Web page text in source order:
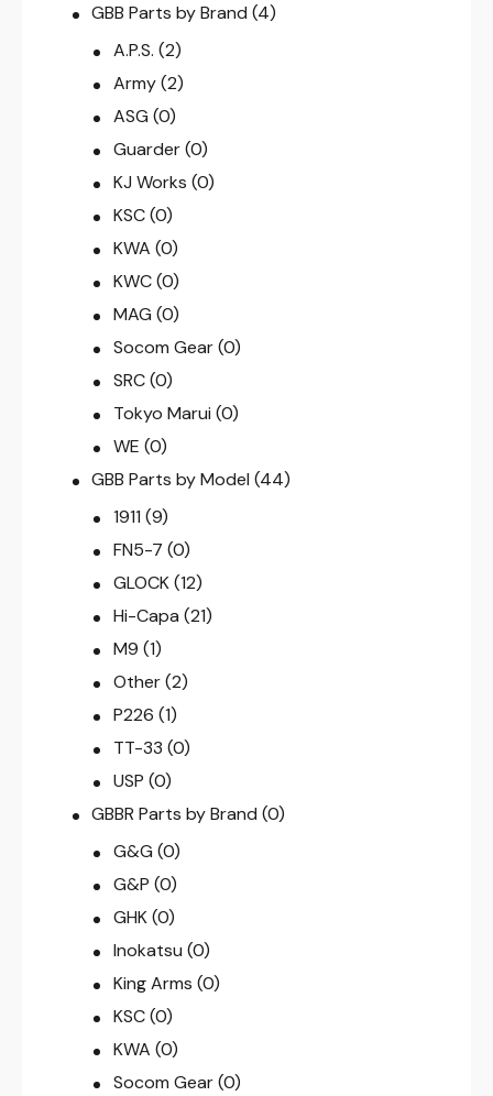
GBB Parts by Brand (4)
A.P.S. (2)
Army (2)
ASG (0)
Guarder (0)
KJ Works (0)
KSC (0)
KWA (0)
KWC (0)
MAG (0)
Socom Gear (0)
SRC (0)
Tokyo Marui (0)
WE (0)
GBB Parts by Model (44)
1911 (9)
FN5-7 (0)
GLOCK (12)
Hi-Capa (21)
M9 (1)
Other (2)
P226 (1)
TT-33 (0)
USP (0)
GBBR Parts by Brand (0)
G&G (0)
G&P (0)
GHK (0)
Inokatsu (0)
King Arms (0)
KSC (0)
KWA (0)
Socom Gear (0)